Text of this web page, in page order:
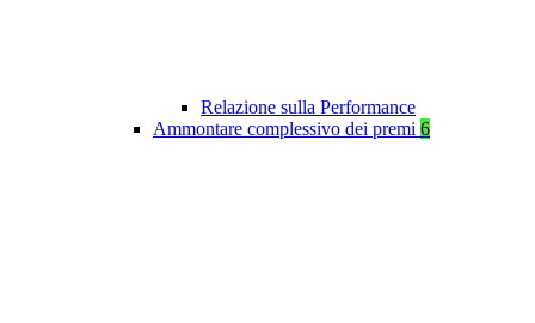
Relazione sulla Performance
Ammontare complessivo dei premi 6